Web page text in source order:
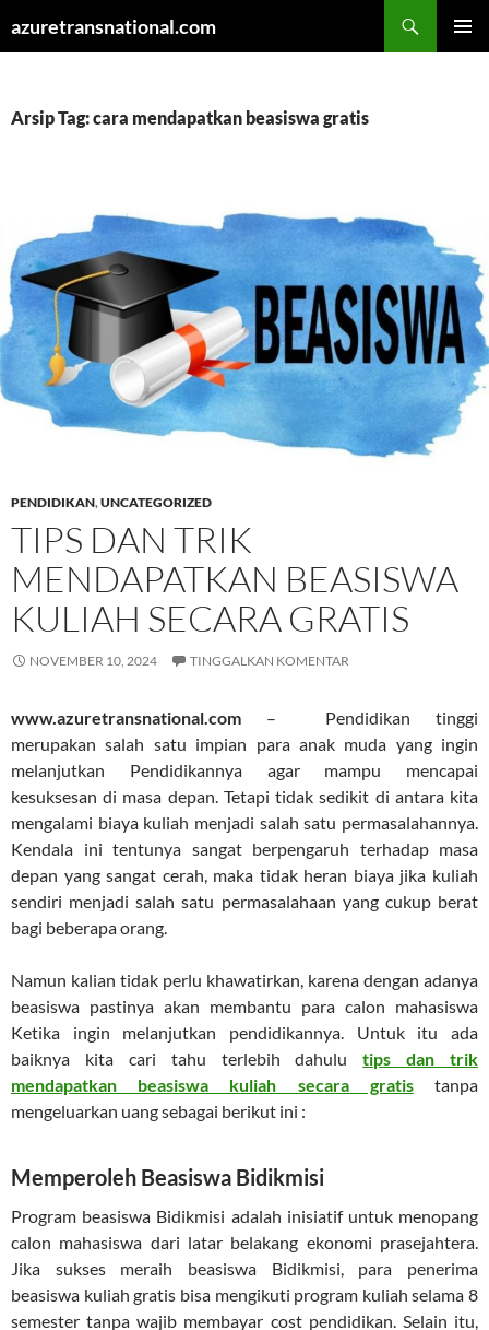
azuretransnational.com
Arsip Tag: cara mendapatkan beasiswa gratis
PENDIDIKAN,UNCATEGORIZED
TIPS DAN TRIK
MENDAPATKAN BEASISWA
KULIAH SECARA GRATIS
NOVEMBER 10, 2024 TINGGALKAN KOMENTAR
www.azuretransnational.com – Pendidikan tinggi
merupakan salah satu impian para anak muda yang ingin
melanjutkan Pendidikannya agar mampu mencapai
kesuksesan di masa depan. Tetapi tidak sedikit di antara kita
mengalami biaya kuliah menjadi salah satu permasalahannya.
Kendala ini tentunya sangat berpengaruh terhadap masa
depan yang sangat cerah, maka tidak heran biaya jika kuliah
sendiri menjadi salah satu permasalahaan yang cukup berat
bagi beberapa orang.
Namun kalian tidak perlu khawatirkan, karena dengan adanya
beasiswa pastinya akan membantu para calon mahasiswa
Ketika ingin melanjutkan pendidikannya. Untuk itu ada
baiknya kita cari tahu terlebih dahulutips dan trik
mendapatkan beasiswa kuliah secara gratistanpa
mengeluarkan uang sebagai berikut ini :
Memperoleh Beasiswa Bidikmisi
Program beasiswa Bidikmisi adalah inisiatif untuk menopang
calon mahasiswa dari latar belakang ekonomi prasejahtera.
Jika sukses meraih beasiswa Bidikmisi, para penerima
beasiswa kuliah gratis bisa mengikuti program kuliah selama 8
semester tanpa wajib membayar cost pendidikan. Selain itu,